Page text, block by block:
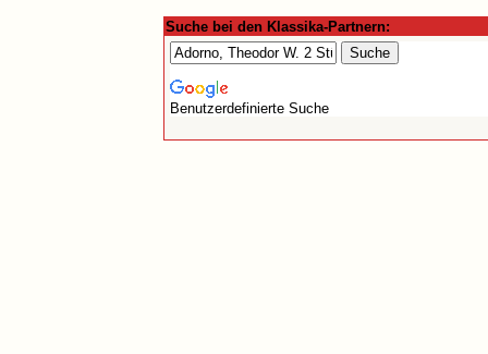
Suche bei den Klassika-Partnern:
Benutzerdefinierte Suche